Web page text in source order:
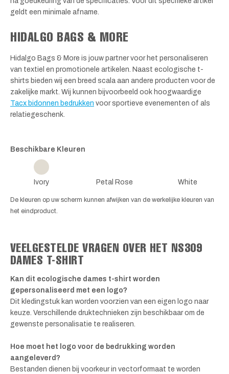
geldt een minimale afname.
HIDALGO BAGS & MORE
Hidalgo Bags & More is jouw partner voor het personaliseren
van textiel en promotionele artikelen. Naast ecologische t-
shirts bieden wij een breed scala aan andere producten voor de
zakelijke markt. Wij kunnen bijvoorbeeld ook hoogwaardige
Tacx bidonnen bedrukken voor sportieve evenementen of als
relatiegeschenk.
Beschikbare Kleuren
Ivory Petal Rose White
De kleuren op uw scherm kunnen afwijken van de werkelijke kleuren van
het eindproduct.
VEELGESTELDE VRAGEN OVER HET NS309
DAMES T-SHIRT
Kan dit ecologische dames t-shirt worden
gepersonaliseerd met een logo?
Dit kledingstuk kan worden voorzien van een eigen logo naar
keuze. Verschillende druktechnieken zijn beschikbaar om de
gewenste personalisatie te realiseren.
Hoe moet het logo voor de bedrukking worden
aangeleverd?
Bestanden dienen bij voorkeur in vectorformaat te worden